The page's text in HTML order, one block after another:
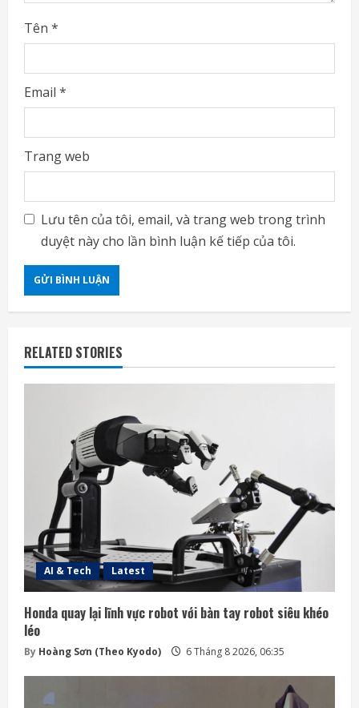
Tên *
Email *
Trang web
Lưu tên của tôi, email, và trang web trong trình
duyệt này cho lần bình luận kế tiếp của tôi.
RELATED STORIES
AI & Tech Latest
Honda quay lại lĩnh vực robot với bàn tay robot siêu khéo
léo
By Hoàng Sơn (Theo Kyodo) 6 Tháng 8 2026, 06:35